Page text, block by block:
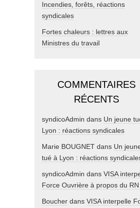
Incendies, forêts, réactions
syndicales
Fortes chaleurs : lettres aux
Ministres du travail
COMMENTAIRES
RÉCENTS
syndicoAdmin dans Un jeune
Lyon : réactions syndicales
Marie BOUGNET dans Un
tué à Lyon : réactions
syndicoAdmin dans VISA
Force Ouvrière à propos du RN
Boucher dans VISA interpelle